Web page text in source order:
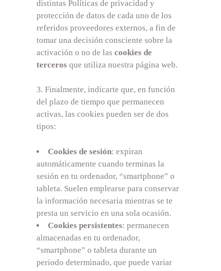
distintas Políticas de privacidad y
protección de datos de cada uno de los
referidos proveedores externos, a fin de
tomar una decisión consciente sobre la
activación o no de las cookies de
terceros que utiliza nuestra página web.
Finalmente, indicarte que, en función
del plazo de tiempo que permanecen
activas, las cookies pueden ser de dos
tipos:
Cookies de sesión: expiran
automáticamente cuando terminas la
sesión en tu ordenador, “smartphone” o
tableta. Suelen emplearse para conservar
la información necesaria mientras se te
presta un servicio en una sola ocasión.
Cookies persistentes: permanecen
almacenadas en tu ordenador,
“smartphone” o tableta durante un
periodo determinado, que puede variar